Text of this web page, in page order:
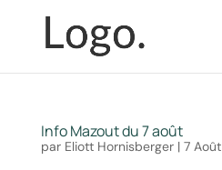
Info Mazout du 7 août
par Eliott Hornisberger| 7